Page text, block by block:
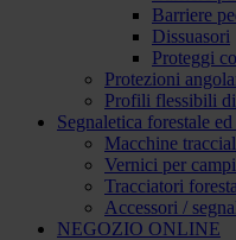
Barriere
Dissuasori
Proteggi
Protezioni
Profili flessibili
Segnaletica forestale
Macchine
Vernici per
Tracciatori
Accessori /
NEGOZIO ONLINE